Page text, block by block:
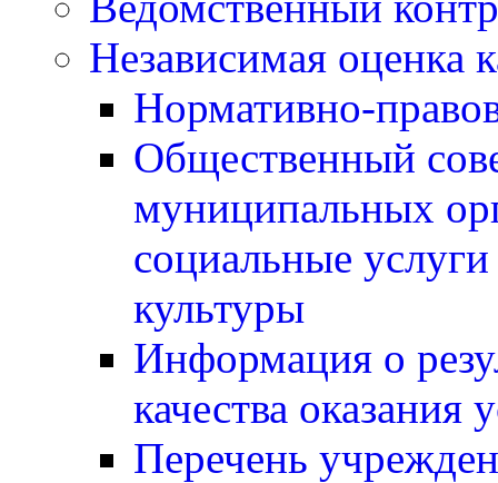
Независимая оценка
Нормативно-
Общественный
муниципальных
социальные
культуры
Информация о
качества оказания
Перечень